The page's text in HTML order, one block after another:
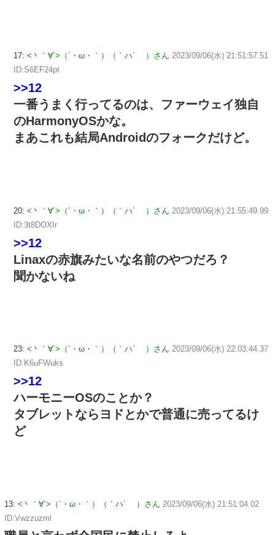
17: <丶｀∀´>（´・ω・｀）（｀ハ´ ）さん 2023/09/06(水) 21:51:57.51
ID:S6EF24pt
>>12
一番うまく行ってるのは、ファーウェイ独自
のHarmonyOSかな。
まあこれも結局Androidのフォークだけど。
20: <丶｀∀´>（´・ω・｀）（｀ハ´ ）さん 2023/09/06(水) 21:55:49.99
ID:3t8DOXIr
>>12
Linaxの赤旗みたいな名前のやつだろ？
聞かないね
23: <丶｀∀´>（´・ω・｀）（｀ハ´ ）さん 2023/09/06(水) 22:03:44.37
ID:K6uFWuks
>>12
ハーモニーOSのことか？
タブレットならヨドとかで普通に売ってるけ
ど
13: <丶｀∀´>（´・ω・｀）（｀ハ´ ）さん 2023/09/06(水) 21:51:04.02
ID:Vwzzuzml